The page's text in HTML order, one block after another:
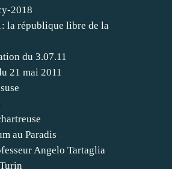
2018
la république libre de la
du 3.07.11
21 mai 2011
au Paradis
Angelo Tartaglia